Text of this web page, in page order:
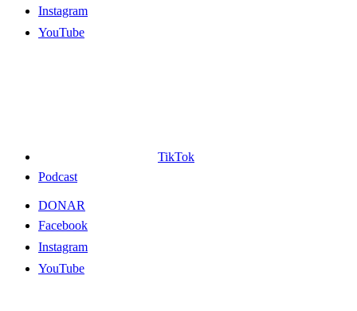
Instagram
YouTube
TikTok
Podcast
DONAR
Facebook
Instagram
YouTube